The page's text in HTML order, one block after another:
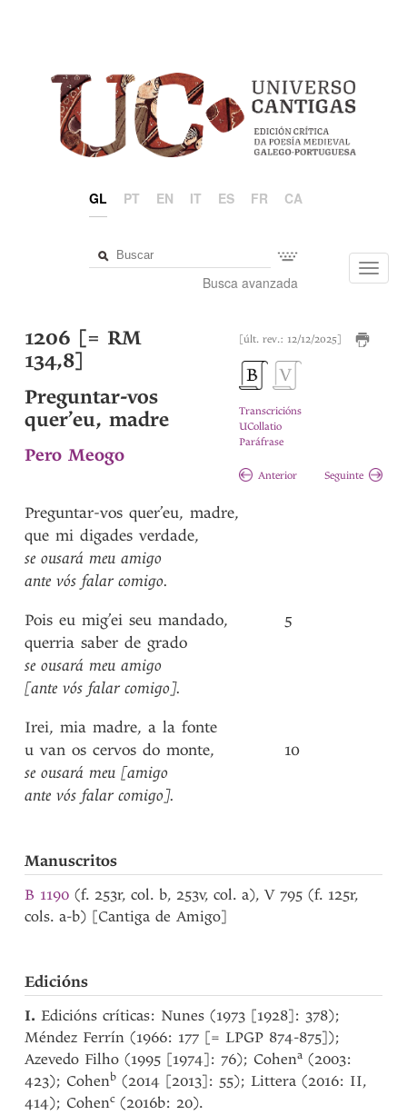
GL PT EN IT ES FR CA
Busca avanzada
[últ. rev.: 12/12/2025]
Transcricións
UCollatio
Paráfrase
Anterior Seguinte
1206 [= RM
134,8]
Preguntar-vos
quer’eu, madre
Pero Meogo
Preguntar-vos quer’eu, madre,
que mi digades verdade,
se ousará meu amigo
ante vós falar comigo.
Pois eu mig’ei seu mandado,
querria saber de grado
se ousará meu amigo
[ante vós falar comigo].
Irei, mia madre, a la fonte
u van os cervos do monte,
se ousará meu [amigo
ante vós falar comigo].
5
10
Manuscritos
B 1190 (f. 253r, col. b, 253v, col. a), V 795 (f. 125r,
cols. a-b) [Cantiga de Amigo]
Edicións
I.Edicións críticas: Nunes (1973 [1928]: 378);
Méndez Ferrín (1966: 177 [= LPGP 874-875]);
Azevedo Filho (1995 [1974]: 76); Cohena (2003:
423); Cohenb (2014 [2013]: 55); Littera (2016: II,
414); Cohenc(2016b: 20).